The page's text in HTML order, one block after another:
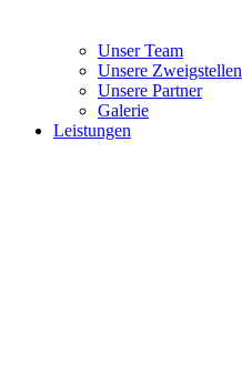
Unser Team
Unsere Zweigstellen
Unsere Partner
Galerie
Leistungen